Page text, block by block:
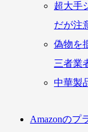
超大手
だが注
偽物を
三者業
中華製
Amazonのプ